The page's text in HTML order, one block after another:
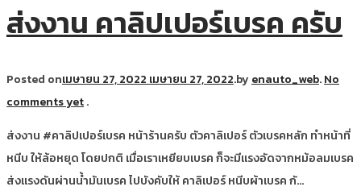
ส่งงาน คาลิปเปอร์เบรค ครับ
Posted onเมษายน 27, 2022 เมษายน 27, 2022.by enauto_web.No
comments yet.
ส่งงาน #คาลิปเปอร์เบรค หน้าร้านครับ ตัวคาลิเปอร์ ตัวเบรคหลัก ทำหน้าที่
หนีบ ให้ล้อหยุด โดยปกติ เมื่อเราเหยียบเบรค ก็จะมีแรงอัดจากหม้อลมเบรค
ส่งแรงดันผ่านน้ำมันเบรค ไปบังคับให้ คาลิเปอร์ หนีบผ้าเบรค กั…